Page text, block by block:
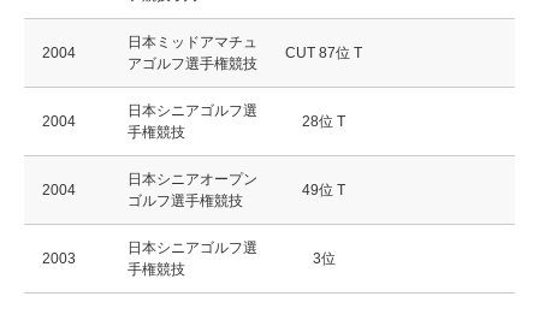
2004
日本ミッドアマチュ
アゴルフ選手権競技
CUT 87位 T
2004
日本シニアゴルフ選
手権競技
28位 T
2004
日本シニアオープン
ゴルフ選手権競技
49位 T
2003
日本シニアゴルフ選
手権競技
3位